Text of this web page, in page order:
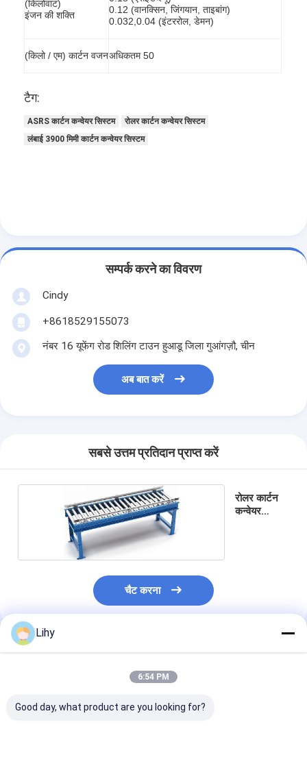
कारखाने का दौरा
गुणवत्ता नियंत्रण
हमसे संपर्क करें
ब्लॉग
(किलोवाट)
इंजन की शक्ति
0.12 (वानक्सिन, जिंगयान, ताइबांग)
0.032,0.04 (इंटररोल, डेमन)
(किलो / एम) कार्टन वजनअधिकतम 50
टैग:
ASRS कार्टन कन्वेयर सिस्टम
रोलर कार्टन कन्वेयर सिस्टम
लंबाई 3900 मिमी कार्टन कन्वेयर सिस्टम
सम्पर्क करने का विवरण
Cindy
+8618529155073
नंबर 16 यूफेंग रोड शिलिंग टाउन हुआडू जिला गुआंगज़ौ, चीन
अब बात करें
सबसे उत्तम प्रतिदान प्राप्त करें
रोलर कार्टन
कन्वेयर
चैट करना
अनुशंसित उत्पाद
Lihy
6:54 PM
Good day, what product are you looking for?